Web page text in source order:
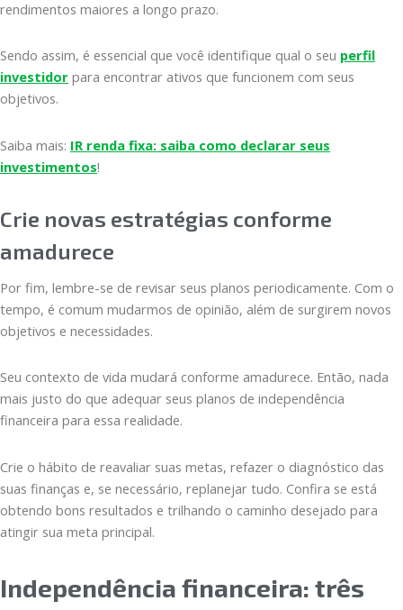
rendimentos maiores a longo prazo.
Sendo assim, é essencial que você identifique qual o seu perfil
investidor para encontrar ativos que funcionem com seus
objetivos.
Saiba mais: IR renda fixa: saiba como declarar seus
investimentos!
Crie novas estratégias conforme
amadurece
Por fim, lembre-se de revisar seus planos periodicamente. Com o
tempo, é comum mudarmos de opinião, além de surgirem novos
objetivos e necessidades.
Seu contexto de vida mudará conforme amadurece. Então, nada
mais justo do que adequar seus planos de independência
financeira para essa realidade.
Crie o hábito de reavaliar suas metas, refazer o diagnóstico das
suas finanças e, se necessário, replanejar tudo. Confira se está
obtendo bons resultados e trilhando o caminho desejado para
atingir sua meta principal.
Independência financeira: três